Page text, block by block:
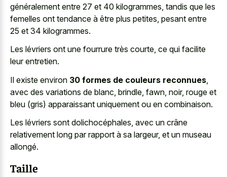
généralement entre 27 et 40 kilogrammes, tandis que les
femelles ont tendance à être plus petites, pesant entre
25 et 34 kilogrammes.
Les lévriers ont une fourrure très courte, ce qui facilite
leur entretien.
Il existe environ 30 formes de couleurs reconnues
avec des variations de blanc, brindle, fawn, noir, rouge et
bleu (gris) apparaissant uniquement ou en combinaison.
Les lévriers sont dolichocéphales, avec un crâne
relativement long par rapport à sa largeur, et un museau
allongé.
Taille